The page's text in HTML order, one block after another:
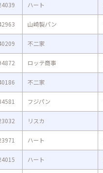
ハート
山崎製パン
不二家
ロッテ商事
不二家
フジパン
リスカ
ハート
ハート